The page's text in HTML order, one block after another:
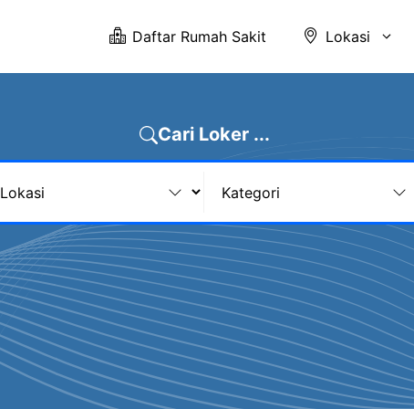
Daftar Rumah Sakit Lokasi
Cari Loker ...